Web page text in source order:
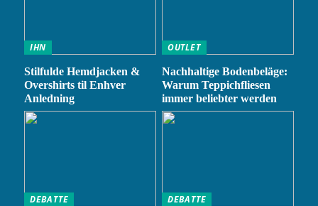
IHN
Stilfulde Hemdjacken &
Overshirts til Enhver
Anledning
OUTLET
Nachhaltige Bodenbeläge:
Warum Teppichfliesen
immer beliebter werden
DEBATTE DEBATTE